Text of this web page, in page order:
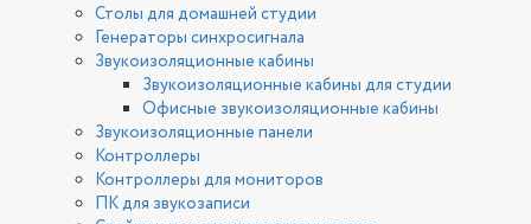
Столы для домашней студии
Генераторы синхросигнала
Звукоизоляционные кабины
Звукоизоляционные кабины для студии
Офисные звукоизоляционные кабины
Звукоизоляционные панели
Контроллеры
Контроллеры для мониторов
ПК для звукозаписи